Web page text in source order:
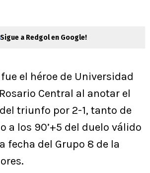
Sigue a Redgol en Google!
el héroe de Universidad
Central al anotar el
triunfo por 2-1, tanto de
a los 90’+5 del duelo válido
fecha del Grupo 8 de la